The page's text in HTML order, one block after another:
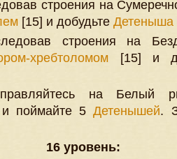
строения на
[15] и добудьте Детеныша
строения на
хребтоломом [15] и
на Белый
и поймайте 5Детенышей.
16 уровень: